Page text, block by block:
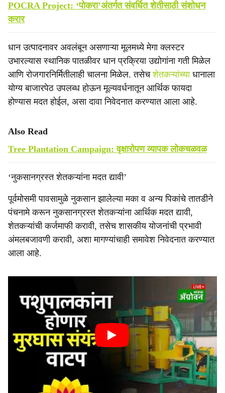
POCRA Project: ‘पोकरा’अंतर्गत संवर्धित शेतीसाठी संशोधन
करार
धान उत्पादनावर अवलंबून असणाऱ्या मूलमध्ये मेगा क्लस्टर
उभारल्यास स्थानिक पातळीवर धान प्रक्रिया उद्योगांना गती मिळेल
आणि रोजगारनिर्मितीलाही चालना मिळेल. तसेचशेतकऱ्यांच्याधानाला
योग्य बाजारपेठ उपलब्ध होऊन मूल्यवर्धनातून आर्थिक फायदा
होण्यास मदत होईल, असा दावा निवेदनात करण्यात आला आहे.
Also Read
Tree Plantation Campaign: वृक्षारोपण व्यापक लोकचळवळ
‘नुकसानग्रस्त शेतकऱ्यांना मदत द्यावी’
पूर्वमोसमी पावसामुळे नुकसान झालेल्या मका व अन्य पिकांचे तातडीने
पंचनामे करून नुकसानग्रस्त शेतकऱ्यांना आर्थिक मदत द्यावी,
शेतकऱ्यांची कर्जमाफी करावी, तसेच शासकीय योजनांची प्रभावी
अंमलबजावणी करावी, अशा मागण्यांचाही समावेश निवेदनात करण्यात
आला आहे.